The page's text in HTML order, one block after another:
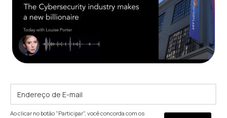
Ao clicar no botão "Participar", você concorda com os